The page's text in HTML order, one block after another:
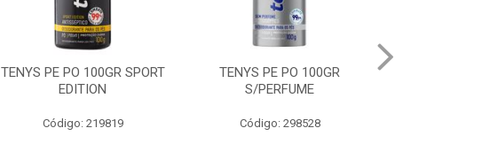
TENYS PE PO 100GR SPORT
EDITION
Código: 219819
TENYS PE PO 100GR
S/PERFUME
Código: 298528